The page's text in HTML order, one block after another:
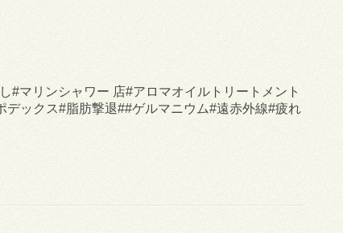
#マリンシャワー 店#アロマオイルトリートメント
ックス#脂肪撃退##ゲルマニウム#遠赤外線#疲れ